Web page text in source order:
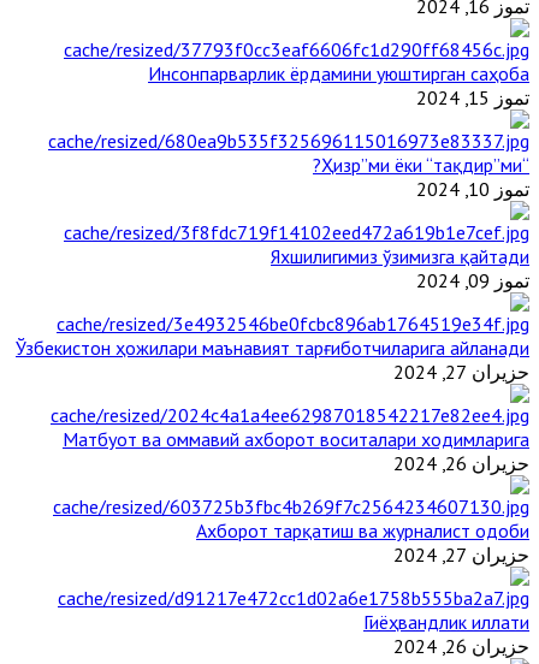
تموز 16, 2024
Инсонпарварлик ёрдамини уюштирган саҳоба
تموز 15, 2024
“Ҳизр”ми ёки “тақдир”ми?
تموز 10, 2024
Яхшилигимиз ўзимизга қайтади
تموز 09, 2024
Ўзбекистон ҳожилари маънавият тарғиботчиларига айланади
حزيران 27, 2024
Матбуот ва оммавий ахборот воситалари ходимларига
حزيران 26, 2024
Ахборот тарқатиш ва журналист одоби
حزيران 27, 2024
Гиёҳвандлик иллати
حزيران 26, 2024